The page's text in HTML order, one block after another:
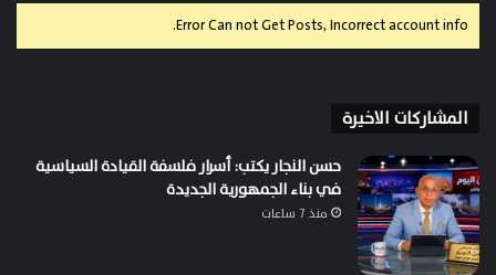
Error Can not Get Posts, Incorrect account info.
المشاركات الاخيرة
حسن النجار يكتب: أسرار فلسفة القيادة السياسية
في بناء الجمهورية الجديدة
منذ 7 ساعات